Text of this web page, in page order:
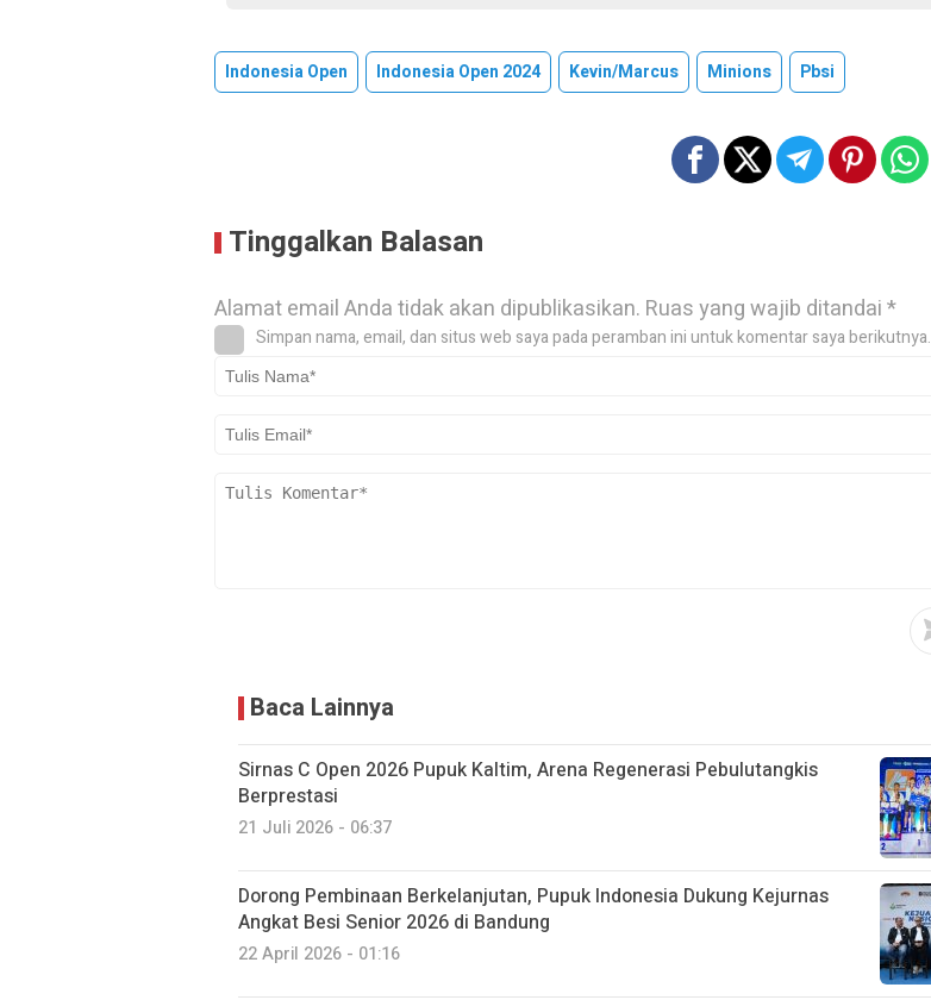
Indonesia Open Indonesia Open 2024 Kevin/marcus Minions Pbsi
Tinggalkan Balasan
Alamat email Anda tidak akan dipublikasikan. Ruas yang wajib ditandai*
Simpan nama, email, dan situs web saya pada peramban ini untuk komentar saya berikutnya.
Baca Lainnya
Sirnas C Open 2026 Pupuk Kaltim, Arena Regenerasi Pebulutangkis
Berprestasi
21 Juli 2026 - 06:37
Dorong Pembinaan Berkelanjutan, Pupuk Indonesia Dukung Kejurnas
Angkat Besi Senior 2026 di Bandung
22 April 2026 - 01:16